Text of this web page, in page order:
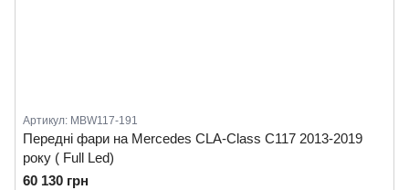
Артикул: MBW117-191
Передні фари на Mercedes CLA-Class C117 2013-2019
року ( Full Led)
60 130 грн